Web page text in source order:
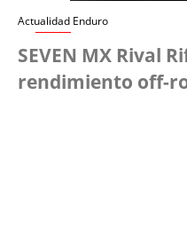
Actualidad Enduro
SEVEN MX Rival
rendimiento off-